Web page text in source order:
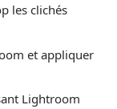
les clichés
et appliquer
Lightroom